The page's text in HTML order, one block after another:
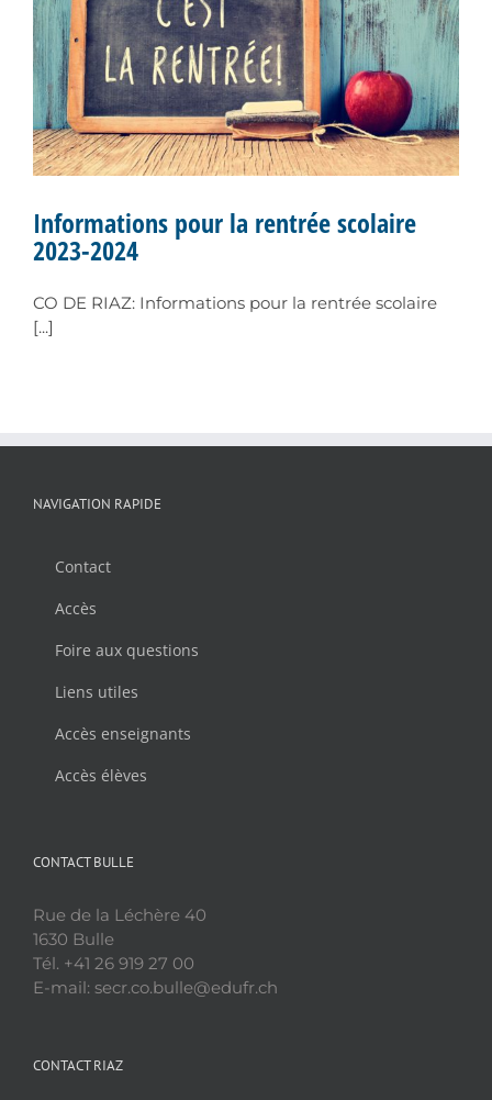
Informations pour la rentrée scolaire
2023-2024
CO DE RIAZ: Informations pour la rentrée scolaire
[...]
NAVIGATION RAPIDE
Contact
Accès
Foire aux questions
Liens utiles
Accès enseignants
Accès élèves
CONTACT BULLE
Rue de la Léchère 40
1630 Bulle
Tél. +41 26 919 27 00
E-mail: secr.co.bulle@edufr.ch
CONTACT RIAZ